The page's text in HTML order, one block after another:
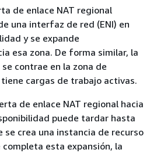
de enlace NAT regional
una interfaz de red (ENI) en
y se expande
esa zona. De forma similar, la
contrae en la zona de
cargas de trabajo activas.
de enlace NAT regional hacia
puede tardar hasta
se crea una instancia de recurso
esta expansión, la